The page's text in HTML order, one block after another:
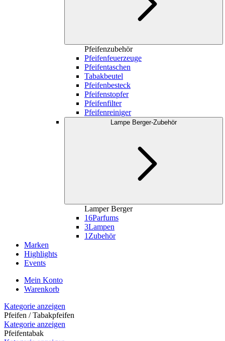
Pfeifenzubehör
Pfeifenfeuerzeuge
Pfeifentaschen
Tabakbeutel
Pfeifenbesteck
Pfeifenstopfer
Pfeifenfilter
Pfeifenreiniger
Lampe Berger-Zubehör
Lamper Berger
16Parfums
3Lampen
1 Zubehör
Marken
Highlights
Events
Mein Konto
Warenkorb
Kategorie anzeigen
Pfeifen / Tabakpfeifen
Kategorie anzeigen
Pfeifentabak